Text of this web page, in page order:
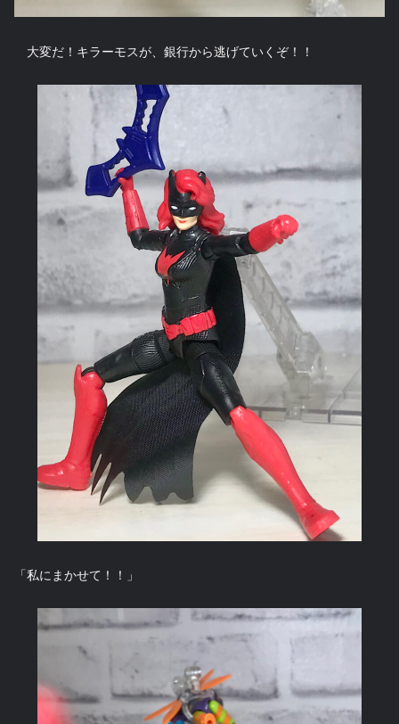
大変だ！キラーモスが、銀行から逃げていくぞ！！
「私にまかせて！！」